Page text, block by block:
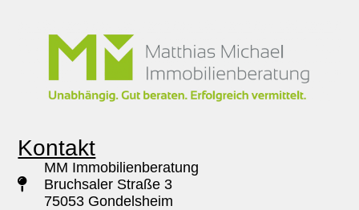
Kontakt
MM Immobilienberatung
Bruchsaler Straße 3
75053 Gondelsheim